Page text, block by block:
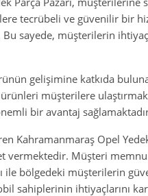
tecrübeli ve güvenilir bir
sayede, müşterilerin
gelişimine katkıda
müşterilere
bir avantaj
Kahramanmaraş Opel
vermektedir. Müşteri
ile bölgedeki müşterilerin
sahiplerinin ihtiyaçlarını